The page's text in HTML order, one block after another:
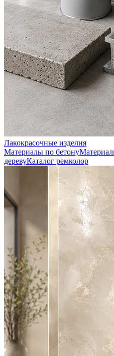
Лакокрасочные изделия
Материалы по бетону
деревуКаталог ремколор